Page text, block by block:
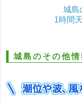
城島
1時間
城島のその他